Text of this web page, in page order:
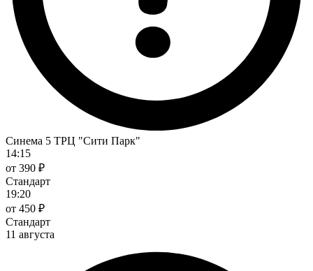
Синема 5 ТРЦ "Сити Парк"
14:15
от 390 ₽
Стандарт
19:20
от 450 ₽
Стандарт
11 августа